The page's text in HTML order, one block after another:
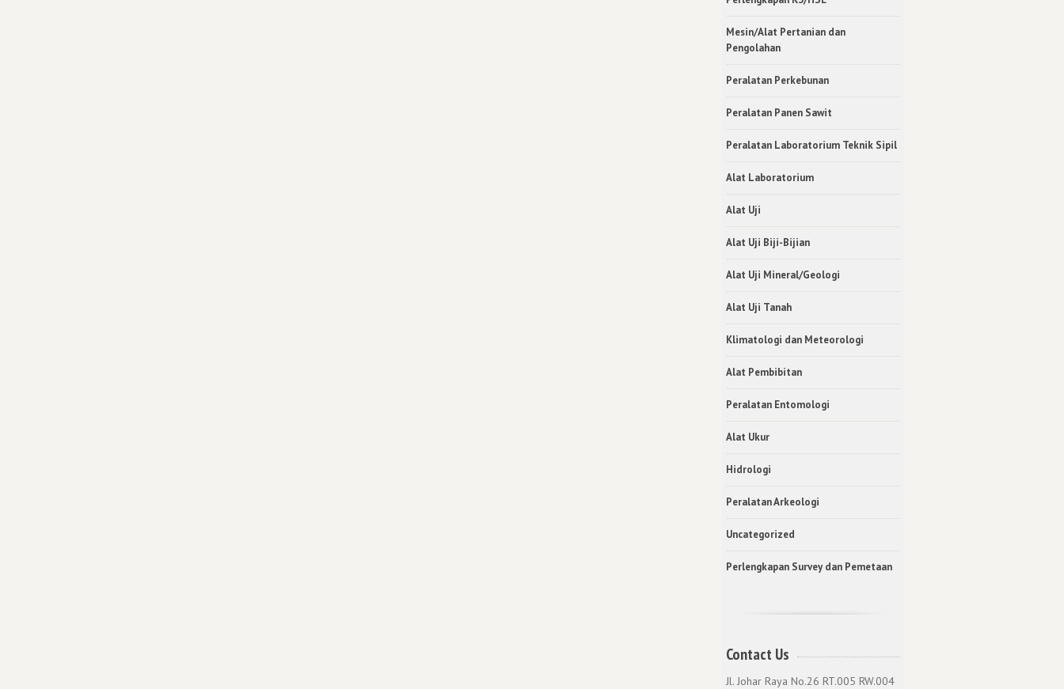
Mesin/Alat Pertanian dan
Pengolahan
Peralatan Perkebunan
Peralatan Panen Sawit
Peralatan Laboratorium Teknik Sipil
Alat Laboratorium
Alat Uji
Alat Uji Biji-Bijian
Alat Uji Mineral/Geologi
Alat Uji Tanah
Klimatologi dan Meteorologi
Alat Pembibitan
Peralatan Entomologi
Alat Ukur
Hidrologi
Peralatan Arkeologi
Uncategorized
Perlengkapan Survey dan Pemetaan
Contact Us
Jl. Johar Raya No.26 RT.005 RW.004